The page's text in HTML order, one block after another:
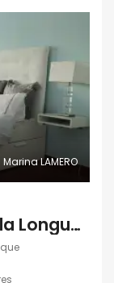
Marina LAMERO
Colocation 250 m² Rue de la Longue Haie, Bruxelles, Belgique